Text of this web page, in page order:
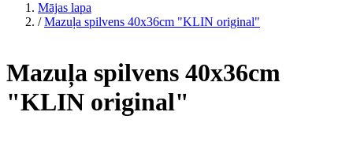
Mājas lapa
/ Mazuļa spilvens 40x36cm "KLIN original"
Mazuļa spilvens 40x36cm
"KLIN original"